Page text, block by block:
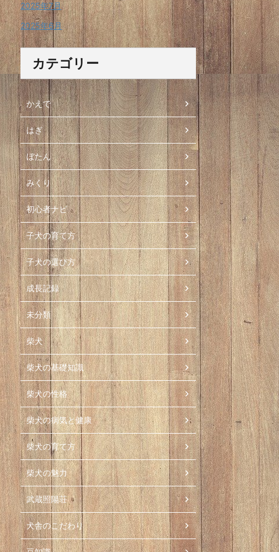
2025年7月
2025年6月
カテゴリー
かえで
はぎ
ぼたん
みくり
初心者ナビ
子犬の育て方
子犬の選び方
成長記録
未分類
柴犬
柴犬の基礎知識
柴犬の性格
柴犬の病気と健康
柴犬の育て方
柴犬の魅力
武蔵照陽荘
犬舎のこだわり